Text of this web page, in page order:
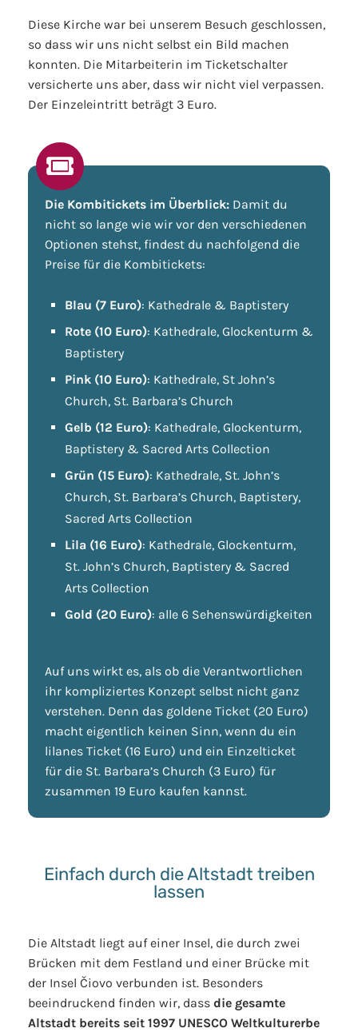
Diese Kirche war bei unserem Besuch geschlossen,
so dass wir uns nicht selbst ein Bild machen
konnten. Die Mitarbeiterin im Ticketschalter
versicherte uns aber, dass wir nicht viel verpassen.
Der Einzeleintritt beträgt 3 Euro.
Die Kombitickets im Überblick: Damit du
nicht so lange wie wir vor den verschiedenen
Optionen stehst, findest du nachfolgend die
Preise für die Kombitickets:
Blau (7 Euro): Kathedrale & Baptistery
Rote (10 Euro): Kathedrale, Glockenturm &
Baptistery
Pink (10 Euro): Kathedrale, St John’s
Church, St. Barbara’s Church
Gelb (12 Euro): Kathedrale, Glockenturm,
Baptistery & Sacred Arts Collection
Grün (15 Euro): Kathedrale, St. John’s
Church, St. Barbara’s Church, Baptistery,
Sacred Arts Collection
Lila (16 Euro): Kathedrale, Glockenturm,
St. John’s Church, Baptistery & Sacred
Arts Collection
Gold (20 Euro): alle 6 Sehenswürdigkeiten
Auf uns wirkt es, als ob die Verantwortlichen
ihr kompliziertes Konzept selbst nicht ganz
verstehen. Denn das goldene Ticket (20 Euro)
macht eigentlich keinen Sinn, wenn du ein
lilanes Ticket (16 Euro) und ein Einzelticket
für die St. Barbara’s Church (3 Euro) für
zusammen 19 Euro kaufen kannst.
Einfach durch die Altstadt treiben
lassen
Die Altstadt liegt auf einer Insel, die durch zwei
Brücken mit dem Festland und einer Brücke mit
der Insel Čiovo verbunden ist. Besonders
beeindruckend finden wir, dass die gesamte
Altstadt bereits seit 1997 UNESCO Weltkulturerbe